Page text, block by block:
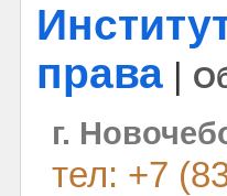
права
г.
тел: +7